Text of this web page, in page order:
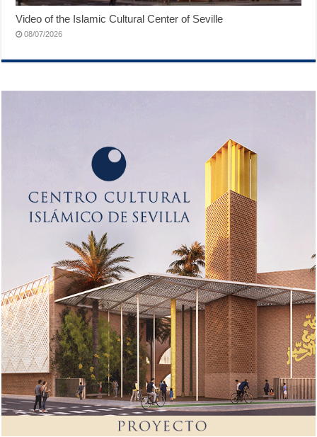
Video of the Islamic Cultural Center of Seville
08/07/2026